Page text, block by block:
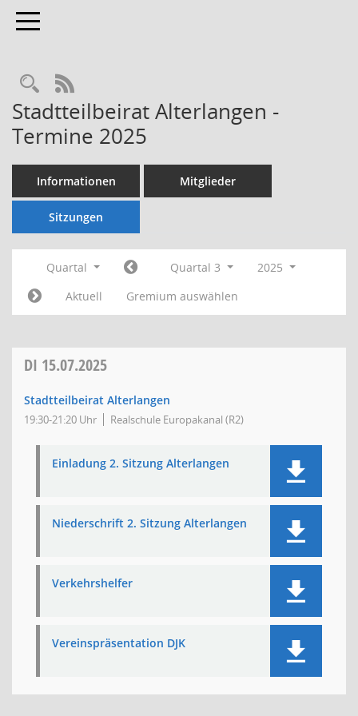
Toggle navigation
Rechercheauswahl
RSS-Feed
Stadtteilbeirat Alterlangen -
Termine 2025
Informationen Mitglieder
Sitzungen
Quartal Quartal 3
2025
Aktuell
Gremium auswählen
DI 15.07.2025
Stadtteilbeirat Alterlangen
19:30-21:20 Uhr Realschule Europakanal (R2)
Einladung 2. Sitzung Alterlangen
Niederschrift 2. Sitzung Alterlangen
Verkehrshelfer
Vereinspräsentation DJK